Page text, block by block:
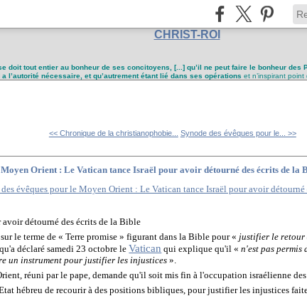
CHRIST-ROI
doit tout entier au bonheur de ses concitoyens, [...] qu’il ne peut faire le bonheur des
a l’autorité nécessaire, et qu’autrement étant lié dans ses opérations et n’inspirant point
<< Chronique de la christianophobie... Synode des évêques pour le... >>
Moyen Orient : Le Vatican tance Israël pour avoir détourné des écrits de la
détourné des écrits de la Bible
le terme de « Terre promise » figurant dans la Bible pour « justifier le retour
déclaré samedi 23 octobre leVatican qui explique qu'il «n'est pas
un instrument pour justifier les injustices ».
réuni par le pape, demande qu'il soit mis fin à l'occupation israélienne
hébreu de recourir à des positions bibliques, pour justifier les injustices